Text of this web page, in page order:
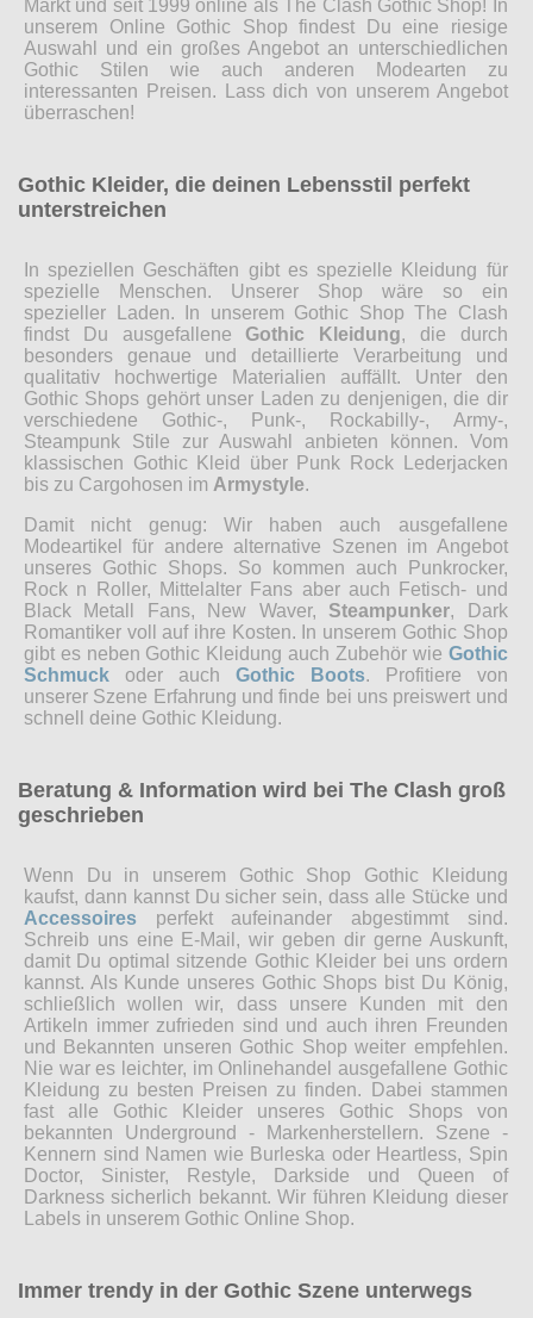
Markt und seit 1999 online als The Clash Gothic Shop! In
unserem Online Gothic Shop findest Du eine riesige
Auswahl und ein großes Angebot an unterschiedlichen
Gothic Stilen wie auch anderen Modearten zu
interessanten Preisen. Lass dich von unserem Angebot
überraschen!
Gothic Kleider, die deinen Lebensstil perfekt
unterstreichen
In speziellen Geschäften gibt es spezielle Kleidung für
spezielle Menschen. Unserer Shop wäre so ein
spezieller Laden. In unserem Gothic Shop The Clash
findst Du ausgefallene Gothic Kleidung, die durch
besonders genaue und detaillierte Verarbeitung und
qualitativ hochwertige Materialien auffällt. Unter den
Gothic Shops gehört unser Laden zu denjenigen, die dir
verschiedene Gothic-, Punk-, Rockabilly-, Army-,
Steampunk Stile zur Auswahl anbieten können. Vom
klassischen Gothic Kleid über Punk Rock Lederjacken
bis zu Cargohosen im Armystyle.
Damit nicht genug: Wir haben auch ausgefallene
Modeartikel für andere alternative Szenen im Angebot
unseres Gothic Shops. So kommen auch Punkrocker,
Rock n Roller, Mittelalter Fans aber auch Fetisch- und
Black Metall Fans, New Waver, Steampunker, Dark
Romantiker voll auf ihre Kosten. In unserem Gothic Shop
gibt es neben Gothic Kleidung auch Zubehör wie Gothic
Schmuck oder auch Gothic Boots. Profitiere von
unserer Szene Erfahrung und finde bei uns preiswert und
schnell deine Gothic Kleidung.
Beratung & Information wird bei The Clash groß
geschrieben
Wenn Du in unserem Gothic Shop Gothic Kleidung
kaufst, dann kannst Du sicher sein, dass alle Stücke und
Accessoires perfekt aufeinander abgestimmt sind.
Schreib uns eine E-Mail, wir geben dir gerne Auskunft,
damit Du optimal sitzende Gothic Kleider bei uns ordern
kannst. Als Kunde unseres Gothic Shops bist Du König,
schließlich wollen wir, dass unsere Kunden mit den
Artikeln immer zufrieden sind und auch ihren Freunden
und Bekannten unseren Gothic Shop weiter empfehlen.
Nie war es leichter, im Onlinehandel ausgefallene Gothic
Kleidung zu besten Preisen zu finden. Dabei stammen
fast alle Gothic Kleider unseres Gothic Shops von
bekannten Underground - Markenherstellern. Szene -
Kennern sind Namen wie Burleska oder Heartless, Spin
Doctor, Sinister, Restyle, Darkside und Queen of
Darkness sicherlich bekannt. Wir führen Kleidung dieser
Labels in unserem Gothic Online Shop.
Immer trendy in der Gothic Szene unterwegs